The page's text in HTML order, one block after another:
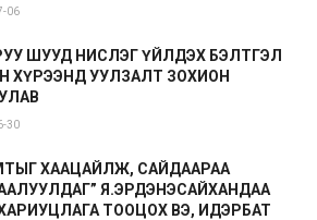
06
ШУУД НИСЛЭГ ҮЙЛДЭХ БЭЛТГЭЛ
ХҮРЭЭНД УУЛЗАЛТ ЗОХИОН
30
ХААЦАЙЛЖ, САЙДААРАА
Я.ЭРДЭНЭСАЙХАНДАА
ТООЦОХ ВЭ, ИДЭРБАТ